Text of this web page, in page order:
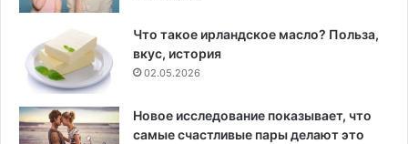
Что такое ирландское масло? Польза,
вкус, история
02.05.2026
Новое исследование показывает, что
самые счастливые пары делают это